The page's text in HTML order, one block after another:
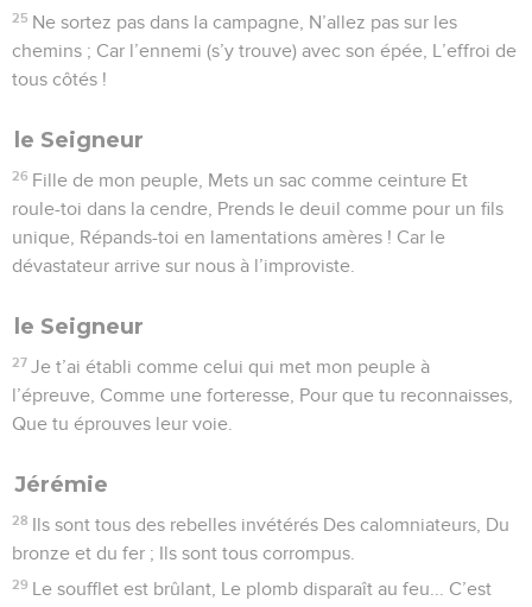
25 Ne sortez pas dans la campagne, N’allez pas sur les
chemins ; Car l’ennemi (s’y trouve) avec son épée, L’effroi de
tous côtés !
le Seigneur
26 Fille de mon peuple, Mets un sac comme ceinture Et
roule-toi dans la cendre, Prends le deuil comme pour un fils
unique, Répands-toi en lamentations amères ! Car le
dévastateur arrive sur nous à l’improviste.
le Seigneur
27 Je t’ai établi comme celui qui met mon peuple à
l’épreuve, Comme une forteresse, Pour que tu reconnaisses,
Que tu éprouves leur voie.
Jérémie
28 Ils sont tous des rebelles invétérés Des calomniateurs, Du
bronze et du fer ; Ils sont tous corrompus.
29 Le soufflet est brûlant, Le plomb disparaît au feu... C’est